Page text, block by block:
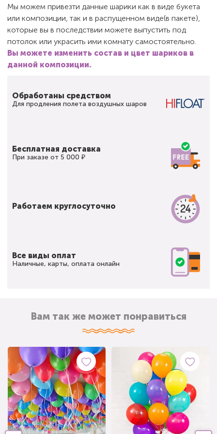
Мы можем привезти данные шарики как в виде букета
или композиции, так и в распущенном виде(в пакете),
которые вы в последствии можете выпустить под
потолок или украсить ими комнату самостоятельно.
Вы можете изменить состав и цвет шариков в
данной композиции.
Обработаны средством
Для продления полета воздушных шаров
Бесплатная доставка
При заказе от 5 000 ₽
Работаем круглосуточно
Все виды оплат
Наличные, карты, оплата онлайн
Вам так же может понравиться